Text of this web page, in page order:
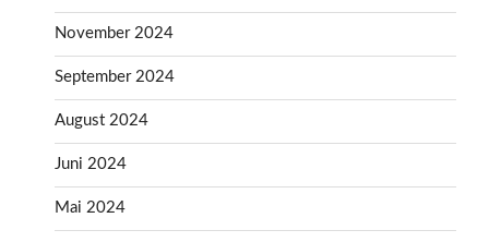
November 2024
September 2024
August 2024
Juni 2024
Mai 2024